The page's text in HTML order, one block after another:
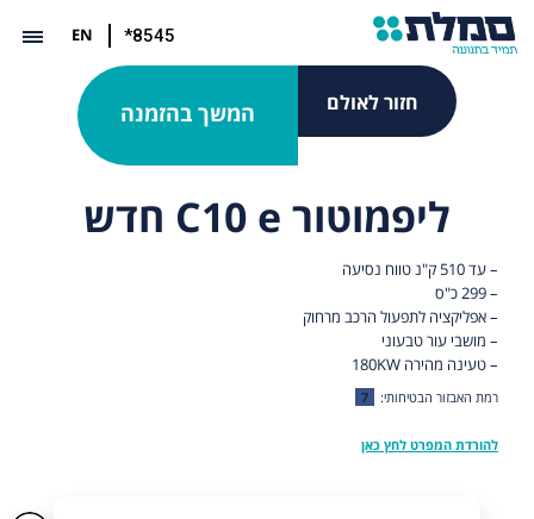
*8545
EN
חזור לאולם המשך בהזמנה
ליפמוטור C10 e חדש
– עד 510 ק"נ טווח נסיעה
– 299 כ"ס
– אפליקציה לתפעול הרכב מרחוק
– מושבי עור טבעוני
– טעינה מהירה 180KW
רמת האבזור הבטיחותי: 7
להורדת המפרט לחץ כאן